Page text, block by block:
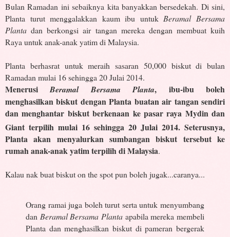
Bulan Ramadan ini sebaiknya kita banyakkan bersedekah. Di sini,
Planta turut menggalakkan kaum ibu untuk Beramal Bersama
Planta dan berkongsi air tangan mereka dengan membuat kuih
Raya untuk anak-anak yatim di Malaysia.
Planta berhasrat untuk meraih sasaran 50,000 biskut di bulan
Ramadan mulai 16 sehingga 20 Julai 2014.
MenerusiBeramal Bersama Planta, ibu-ibu boleh
menghasilkan biskut dengan Planta buatan air tangan sendiri
dan menghantar biskut berkenaan ke pasar raya Mydin dan
Giant terpilih mulai 16 sehingga 20 Julai 2014. Seterusnya,
Planta akan menyalurkan sumbangan biskut tersebut ke
rumah anak-anak yatim terpilih di Malaysia.
Kalau nak buat biskut on the spot pun boleh jugak...caranya...
Orang ramai juga boleh turut serta untuk menyumbang
dan Beramal Bersama Planta apabila mereka membeli
Planta dan menghasilkan biskut di pameran bergerak